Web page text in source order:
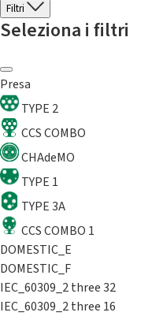
Filtri
Seleziona i filtri
Presa
TYPE 2
CCS COMBO
CHAdeMO
TYPE 1
TYPE 3A
CCS COMBO 1
DOMESTIC_E
DOMESTIC_F
IEC_60309_2 three 32
IEC_60309_2 three 16